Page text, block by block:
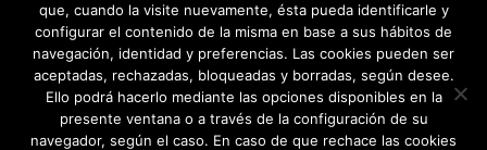
Política de Privacidad
Política de cookies
que, cuando la visite nuevamente, ésta pueda identificarle y
configurar el contenido de la misma en base a sus hábitos de
navegación, identidad y preferencias. Las cookies pueden ser
aceptadas, rechazadas, bloqueadas y borradas, según desee.
Ello podrá hacerlo mediante las opciones disponibles en la
presente ventana o a través de la configuración de su
navegador, según el caso. En caso de que rechace las cookies